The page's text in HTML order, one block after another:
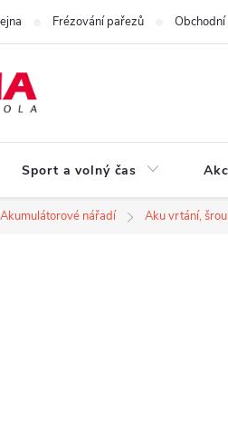
Frézování pařezů Obchodní
Sport a volný čas
Akumulátorové nářadí Aku vrtání,